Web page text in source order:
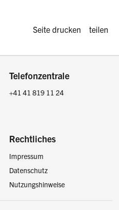
Diese Seite
Seite drucken teilen
Telefonzentrale
+41 41 819 11 24
Rechtliches
Impressum
Datenschutz
Nutzungshinweise